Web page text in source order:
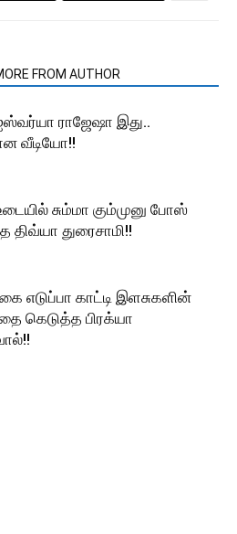
FROM AUTHOR
ராஜேஷா இது..
வீடியோ!!
சும்மா கும்முனு போஸ்
துரைசாமி!!
எடுப்பா காட்டி இளசுகளின்
கெடுத்த பிரக்யா